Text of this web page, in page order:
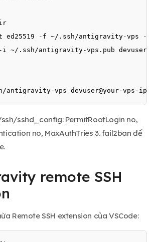
t ed25519 -f ~/.ssh/antigravity-vps -N
~/.ssh/antigravity-vps.pub
vps devuser@your-vps-ip
sshd_config: PermitRootLogin no,
no, MaxAuthTries 3. fail2ban để
remote SSH
Remote SSH extension của VSCode: